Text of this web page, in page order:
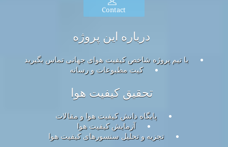
Contact
درباره این پروژه
با تیم پروژه شاخص کیفیت هوای جهانی تماس بگیرید
کیت مطبوعات و رسانه
تحقیق کیفیت هوا
پایگاه دانش کیفیت هوا و مقالات
آزمایش کیفیت هوا
تجزیه و تحلیل سنسورهای کیفیت هوا